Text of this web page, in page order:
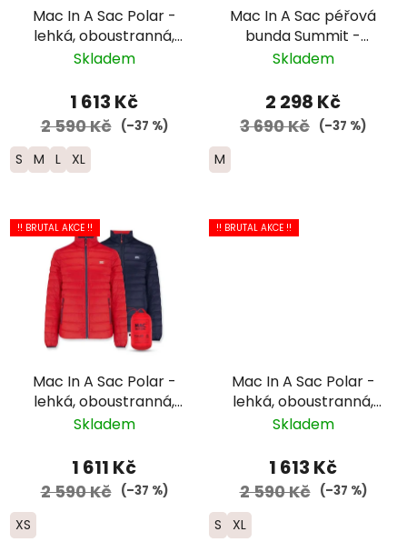
Mac In A Sac Polar -
lehká, oboustranná,
sbalitelná peřovka do
Skladem
1 613 Kč
2 590 Kč (–37 %)
S M L XL
Mac In A Sac péřová
bunda Summit -
pánská - černá
Skladem
2 298 Kč
3 690 Kč (–37 %)
M
!! BRUTAL AKCE !!
Mac In A Sac Polar -
lehká, oboustranná,
sbalitelná peřovka do
Skladem
1 611 Kč
2 590 Kč (–37 %)
XS
!! BRUTAL AKCE !!
Mac In A Sac Polar -
lehká, oboustranná,
sbalitelná peřovka do
Skladem
1 613 Kč
2 590 Kč (–37 %)
S XL